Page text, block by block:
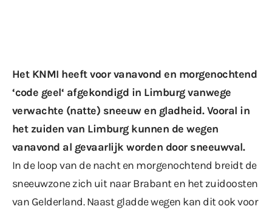
Het KNMI heeft voor vanavond en morgenochtend
‘code geel‘ afgekondigd in Limburg vanwege
verwachte (natte) sneeuw en gladheid. Vooral in
het zuiden van Limburg kunnen de wegen
vanavond al gevaarlijk worden door sneeuwval.
In de loop van de nacht en morgenochtend breidt de
sneeuwzone zich uit naar Brabant en het zuidoosten
van Gelderland. Naast gladde wegen kan dit ook voor